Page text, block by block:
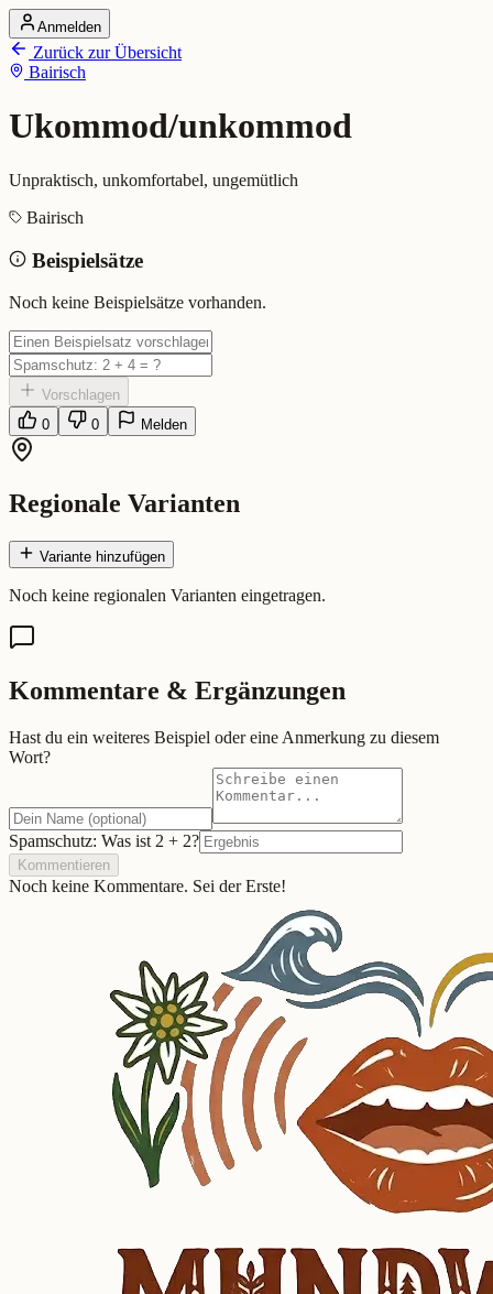
Startseite
Alle Dialekte
Dialekte vergleichen
Ranking
Ukommod/unkommod
Bedeutung: Unpraktisch, unkomfortabel, ungemütlich
Eingereicht von: Mundwerk Team
Anmelden
Zurück zur Übersicht
Bairisch
Ukommod/unkommod
Unpraktisch, unkomfortabel, ungemütlich
Bairisch
Beispielsätze
Noch keine Beispielsätze vorhanden.
Vorschlagen
0
0 Melden
Regionale Varianten
Variante hinzufügen
Noch keine regionalen Varianten eingetragen.
Kommentare & Ergänzungen
Hast du ein weiteres Beispiel oder eine Anmerkung zu diesem
Wort?
Spamschutz: Was ist 2 + 2?
Kommentieren
Noch keine Kommentare. Sei der Erste!